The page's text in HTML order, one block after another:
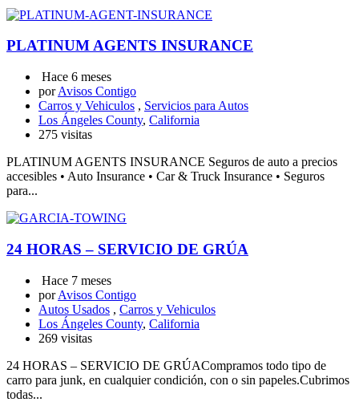
PLATINUM AGENTS INSURANCE
Hace 6 meses
porAvisos Contigo
Carros y Vehiculos , Servicios para Autos
Los Ángeles County, California
275 visitas
PLATINUM AGENTS INSURANCE Seguros de auto a precios
accesibles • Auto Insurance • Car & Truck Insurance • Seguros
para...
24 HORAS – SERVICIO DE GRÚA
Hace 7 meses
porAvisos Contigo
Autos Usados , Carros y Vehiculos
Los Ángeles County, California
269 visitas
24 HORAS – SERVICIO DE GRÚACompramos todo tipo de
carro para junk, en cualquier condición, con o sin papeles.Cubrimos
todas...